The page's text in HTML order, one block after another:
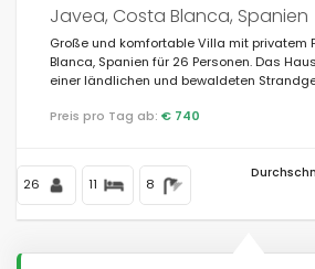
Beliebte Dienste
Bedingungen
Optionell
Javea, Costa Blanca, Spanien
Große und komfortable Villa mit privatem
Blanca, Spanien für 26 Personen. Das
einer ländlichen und bewaldeten
Preis pro Tag ab: € 740
26 11 8